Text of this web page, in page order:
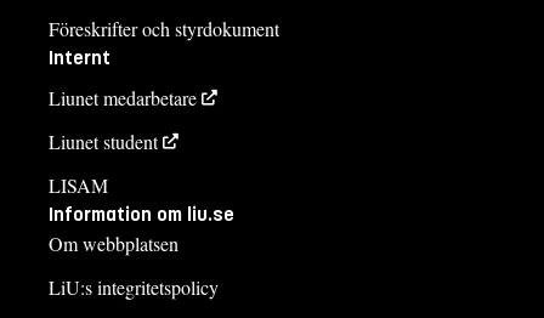
Föreskrifter och styrdokument
Internt
Liunet medarbetare
Liunet student
LISAM
Information om liu.se
Om webbplatsen
LiU:s integritetspolicy